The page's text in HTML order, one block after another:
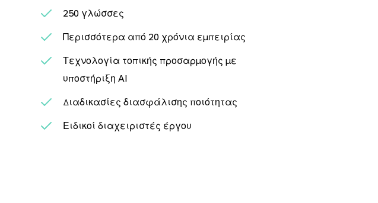
250 γλώσσες
Περισσότερα από 20 χρόνια εμπειρίας
Τεχνολογία τοπικής προσαρμογής με
υποστήριξη AI
Διαδικασίες διασφάλισης ποιότητας
Ειδικοί διαχειριστές έργου